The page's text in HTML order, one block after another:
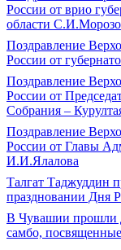
России от врио
области
Поздравление
России от
Поздравление
России от
Собрания –
Поздравление
России от Главы
И.И.Ялалова
Талгат Таджуддин
праздновании Дня
В Чувашии прошли
самбо,